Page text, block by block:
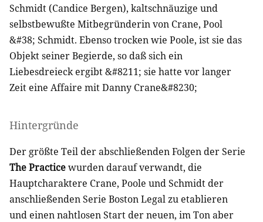
Schmidt (Candice Bergen), kaltschnäuzige und
selbstbewußte Mitbegründerin von Crane, Pool
&#38; Schmidt. Ebenso trocken wie Poole, ist sie das
Objekt seiner Begierde, so daß sich ein
Liebesdreieck ergibt &#8211; sie hatte vor langer
Zeit eine Affaire mit Danny Crane&#8230;
Hintergründe
Der größte Teil der abschließenden Folgen der Serie
The Practicewurden darauf verwandt, die
Hauptcharaktere Crane, Poole und Schmidt der
anschließenden Serie Boston Legal zu etablieren
und einen nahtlosen Start der neuen, im Ton aber